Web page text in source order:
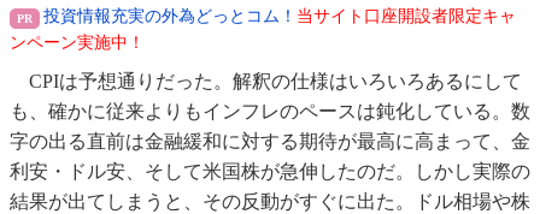
投資情報充実の外為どっとコム！ 当サイト口座開設者限定キャ
ンペーン実施中！
CPIは予想通りだった。解釈の仕様はいろいろあるにして
も、確かに従来よりもインフレのペースは鈍化している。数
字の出る直前は金融緩和に対する期待が最高に高まって、金
利安・ドル安、そして米国株が急伸したのだ。しかし実際の
結果が出てしまうと、その反動がすぐに出た。ドル相場や株